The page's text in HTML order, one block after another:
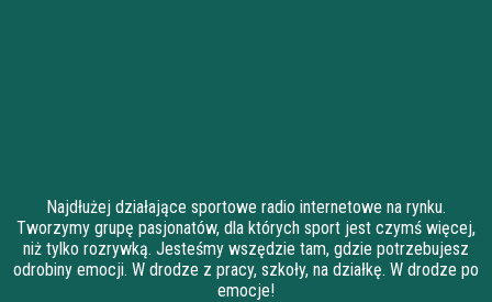
Najdłużej działające sportowe radio internetowe na rynku.
Tworzymy grupę pasjonatów, dla których sport jest czymś więcej,
niż tylko rozrywką. Jesteśmy wszędzie tam, gdzie potrzebujesz
odrobiny emocji. W drodze z pracy, szkoły, na działkę. W drodze po
emocje!